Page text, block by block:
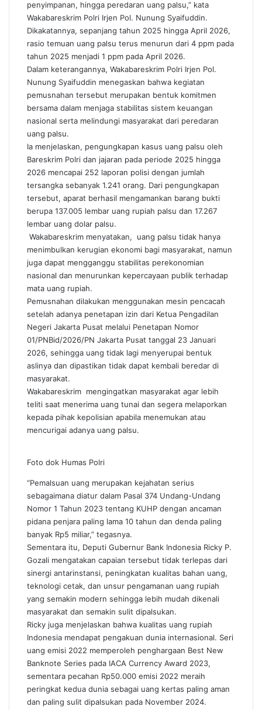
penyimpanan, hingga peredaran uang palsu,” kata
Wakabareskrim Polri Irjen Pol. Nunung Syaifuddin.
Dikakatannya, sepanjang tahun 2025 hingga April 2026,
rasio temuan uang palsu terus menurun dari 4 ppm pada
tahun 2025 menjadi 1 ppm pada April 2026.
Dalam keterangannya, Wakabareskrim Polri Irjen Pol.
Nunung Syaifuddin menegaskan bahwa kegiatan
pemusnahan tersebut merupakan bentuk komitmen
bersama dalam menjaga stabilitas sistem keuangan
nasional serta melindungi masyarakat dari peredaran
uang palsu.
Ia menjelaskan, pengungkapan kasus uang palsu oleh
Bareskrim Polri dan jajaran pada periode 2025 hingga
2026 mencapai 252 laporan polisi dengan jumlah
tersangka sebanyak 1.241 orang. Dari pengungkapan
tersebut, aparat berhasil mengamankan barang bukti
berupa 137.005 lembar uang rupiah palsu dan 17.267
lembar uang dolar palsu.
Wakabareskrim menyatakan, uang palsu tidak hanya
menimbulkan kerugian ekonomi bagi masyarakat, namun
juga dapat mengganggu stabilitas perekonomian
nasional dan menurunkan kepercayaan publik terhadap
mata uang rupiah.
Pemusnahan dilakukan menggunakan mesin pencacah
setelah adanya penetapan izin dari Ketua Pengadilan
Negeri Jakarta Pusat melalui Penetapan Nomor
01/PNBid/2026/PN Jakarta Pusat tanggal 23 Januari
2026, sehingga uang tidak lagi menyerupai bentuk
aslinya dan dipastikan tidak dapat kembali beredar di
masyarakat.
Wakabareskrim mengingatkan masyarakat agar lebih
teliti saat menerima uang tunai dan segera melaporkan
kepada pihak kepolisian apabila menemukan atau
mencurigai adanya uang palsu.
Foto dok Humas Polri
“Pemalsuan uang merupakan kejahatan serius
sebagaimana diatur dalam Pasal 374 Undang-Undang
Nomor 1 Tahun 2023 tentang KUHP dengan ancaman
pidana penjara paling lama 10 tahun dan denda paling
banyak Rp5 miliar,” tegasnya.
Sementara itu, Deputi Gubernur Bank Indonesia Ricky P.
Gozali mengatakan capaian tersebut tidak terlepas dari
sinergi antarinstansi, peningkatan kualitas bahan uang,
teknologi cetak, dan unsur pengamanan uang rupiah
yang semakin modern sehingga lebih mudah dikenali
masyarakat dan semakin sulit dipalsukan.
Ricky juga menjelaskan bahwa kualitas uang rupiah
Indonesia mendapat pengakuan dunia internasional. Seri
uang emisi 2022 memperoleh penghargaan Best New
Banknote Series pada IACA Currency Award 2023,
sementara pecahan Rp50.000 emisi 2022 meraih
peringkat kedua dunia sebagai uang kertas paling aman
dan paling sulit dipalsukan pada November 2024.